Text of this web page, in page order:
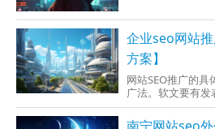
你seo作弊，seo
到知识，又能锻
定那天你的网站就
企业seo网站
方案】
网站SEO推广的具
广法。软文要有
坛，文章站，一
有个好处，不会